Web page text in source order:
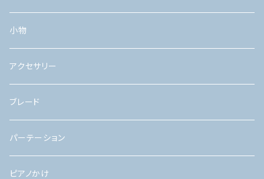
小物
アクセサリー
ブレード
パーテーション
ピアノかけ